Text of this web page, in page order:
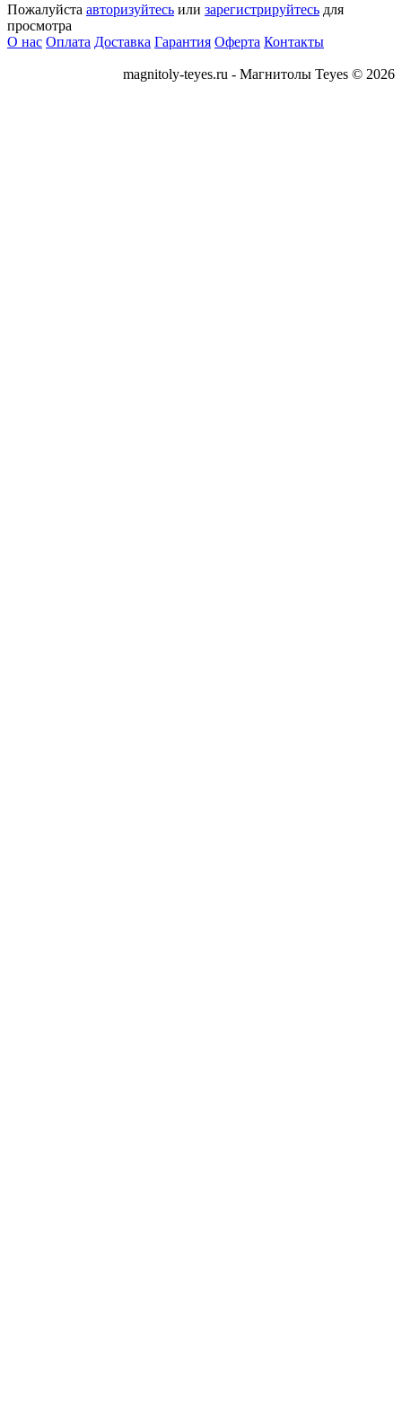
Пожалуйста авторизуйтесь или зарегистрируйтесь для
просмотра
О нас Оплата Доставка Гарантия Оферта Контакты
magnitoly-teyes.ru - Магнитолы Teyes © 2026